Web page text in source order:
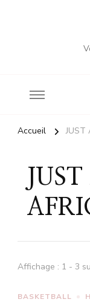
Accueil JUST
Affichage : 1 - 3
BASKETBALL